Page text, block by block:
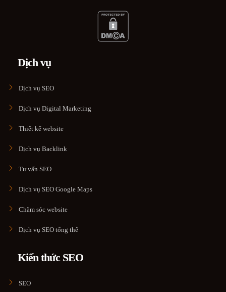
Dịch vụ
Dịch vụ SEO
Dịch vụ Digital Marketing
Thiết kế website
Dịch vụ Backlink
Tư vấn SEO
Dịch vụ SEO Google Maps
Chăm sóc website
Dịch vụ SEO tổng thể
Kiến thức SEO
SEO